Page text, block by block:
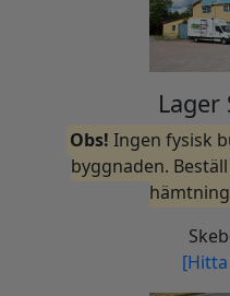
Lager
Obs! Ingen fysisk
byggnaden.